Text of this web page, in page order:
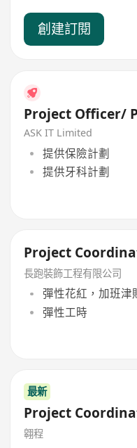
創建訂閱
Project Officer/
ASK IT Limited
提供保險計劃
提供牙科計劃
Project
長跑裝飾工程有限公司
彈性花紅，加班津
彈性工時
最新
Project
翱程